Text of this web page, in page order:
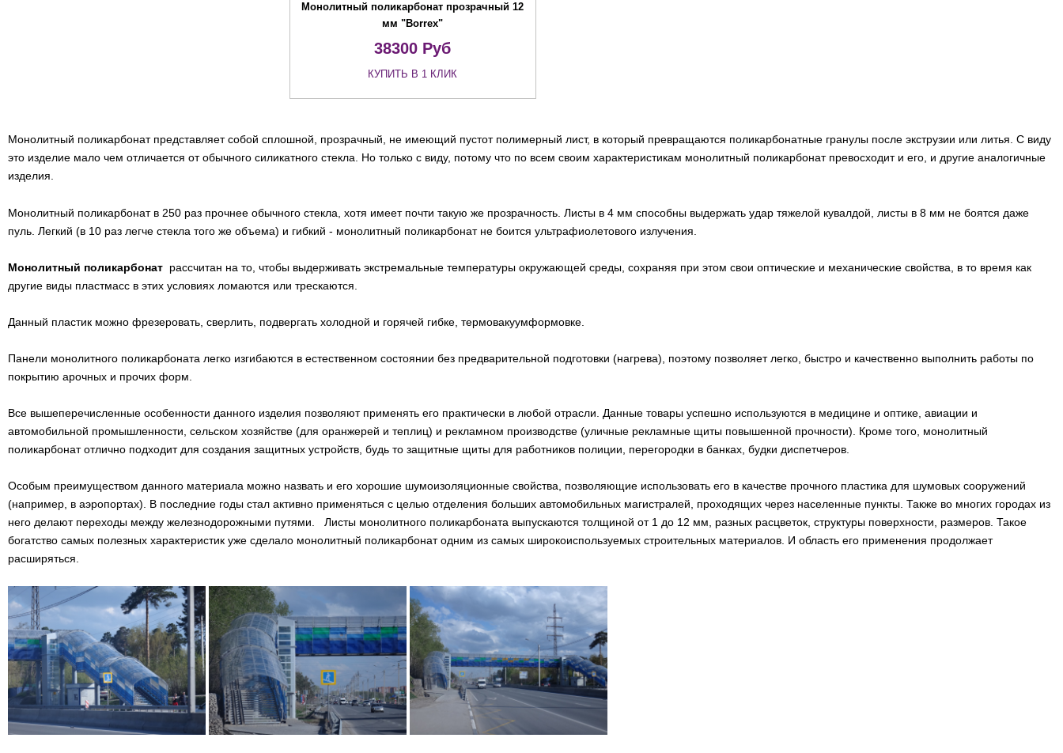
Монолитный поликарбонат прозрачный 12
мм "Borrex"
38300 Руб
КУПИТЬ В 1 КЛИК
Монолитный поликарбонат представляет собой сплошной, прозрачный, не имеющий пустот полимерный лист, в который превращаются поликарбонатные гранулы после экструзии или литья. С виду
это изделие мало чем отличается от обычного силикатного стекла. Но только с виду, потому что по всем своим характеристикам монолитный поликарбонат превосходит и его, и другие аналогичные
изделия.
Монолитный поликарбонат в 250 раз прочнее обычного стекла, хотя имеет почти такую же прозрачность. Листы в 4 мм способны выдержать удар тяжелой кувалдой, листы в 8 мм не боятся даже
пуль. Легкий (в 10 раз легче стекла того же объема) и гибкий - монолитный поликарбонат не боится ультрафиолетового излучения.
Монолитный поликарбонат рассчитан на то, чтобы выдерживать экстремальные температуры окружающей среды, сохраняя при этом свои оптические и механические свойства, в то время как
другие виды пластмасс в этих условиях ломаются или трескаются.
Данный пластик можно фрезеровать, сверлить, подвергать холодной и горячей гибке, термовакуумформовке.
Панели монолитного поликарбоната легко изгибаются в естественном состоянии без предварительной подготовки (нагрева), поэтому позволяет легко, быстро и качественно выполнить работы по
покрытию арочных и прочих форм.
Все вышеперечисленные особенности данного изделия позволяют применять его практически в любой отрасли. Данные товары успешно используются в медицине и оптике, авиации и
автомобильной промышленности, сельском хозяйстве (для оранжерей и теплиц) и рекламном производстве (уличные рекламные щиты повышенной прочности). Кроме того, монолитный
поликарбонат отлично подходит для создания защитных устройств, будь то защитные щиты для работников полиции, перегородки в банках, будки диспетчеров.
Особым преимуществом данного материала можно назвать и его хорошие шумоизоляционные свойства, позволяющие использовать его в качестве прочного пластика для шумовых сооружений
(например, в аэропортах). В последние годы стал активно применяться с целью отделения больших автомобильных магистралей, проходящих через населенные пункты. Также во многих городах из
него делают переходы между железнодорожными путями. Листы монолитного поликарбоната выпускаются толщиной от 1 до 12 мм, разных расцветок, структуры поверхности, размеров. Такое
богатство самых полезных характеристик уже сделало монолитный поликарбонат одним из самых широкоиспользуемых строительных материалов. И область его применения продолжает
расширяться.